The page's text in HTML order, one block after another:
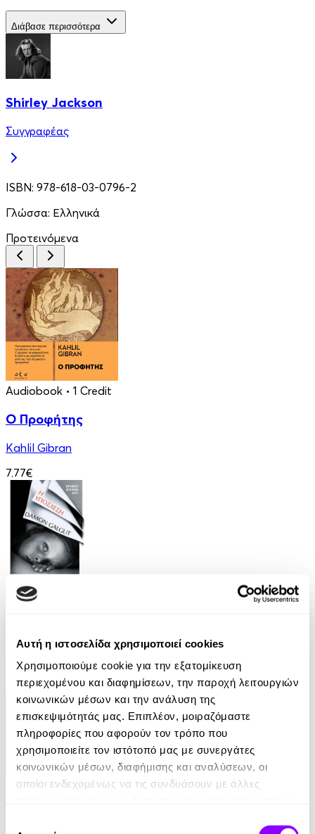
Αυτή η ιστοσελίδα χρησιμοποιεί cookies
Χρησιμοποιούμε cookie για την εξατομίκευση
περιεχομένου και διαφημίσεων, την παροχή λειτουργιών
κοινωνικών μέσων και την ανάλυση της
επισκεψιμότητάς μας. Επιπλέον, μοιραζόμαστε
πληροφορίες που αφορούν τον τρόπο που
χρησιμοποιείτε τον ιστότοπό μας με συνεργάτες
κοινωνικών μέσων, διαφήμισης και αναλύσεων, οι
οποίοι ενδεχομένως να τις συνδυάσουν με άλλες
Διάβασε περισσότερα
Shirley Jackson
Συγγραφέας
ISBN: 978-618-03-0796-2
Γλώσσα: Ελληνικά
Προτεινόμενα
Audiobook • 1 Credit
Ο Προφήτης
Kahlil Gibran
7.77€
eBook
Damon Galgut
10.99€